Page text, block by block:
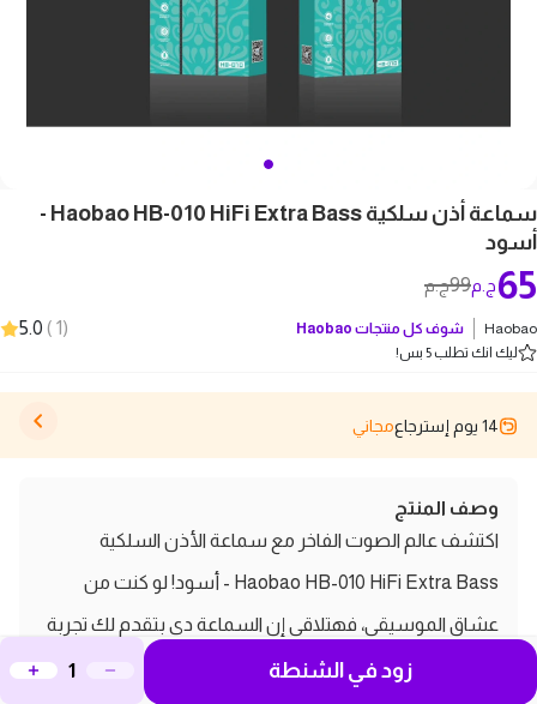
سماعة أذن سلكية Haobao HB-010 HiFi Extra Bass -
أسود
99ج.م 65ج.م
Haobao شوف كل منتجات Haobao
(
1
)
5.0
ليك انك تطلب 5 بس!
14 يوم إسترجاع مجاني
وصف المنتج
اكتشف عالم الصوت الفاخر مع سماعة الأذن السلكية
Haobao HB-010 HiFi Extra Bass - أسود! لو كنت من
عشاق الموسيقى، فهتلاقي إن السماعة دي بتقدم لك تجربة
سمعية مميزة بفضل تكنولوجيا HiFi اللي بتخليك تسمع كل زود في الشنطة